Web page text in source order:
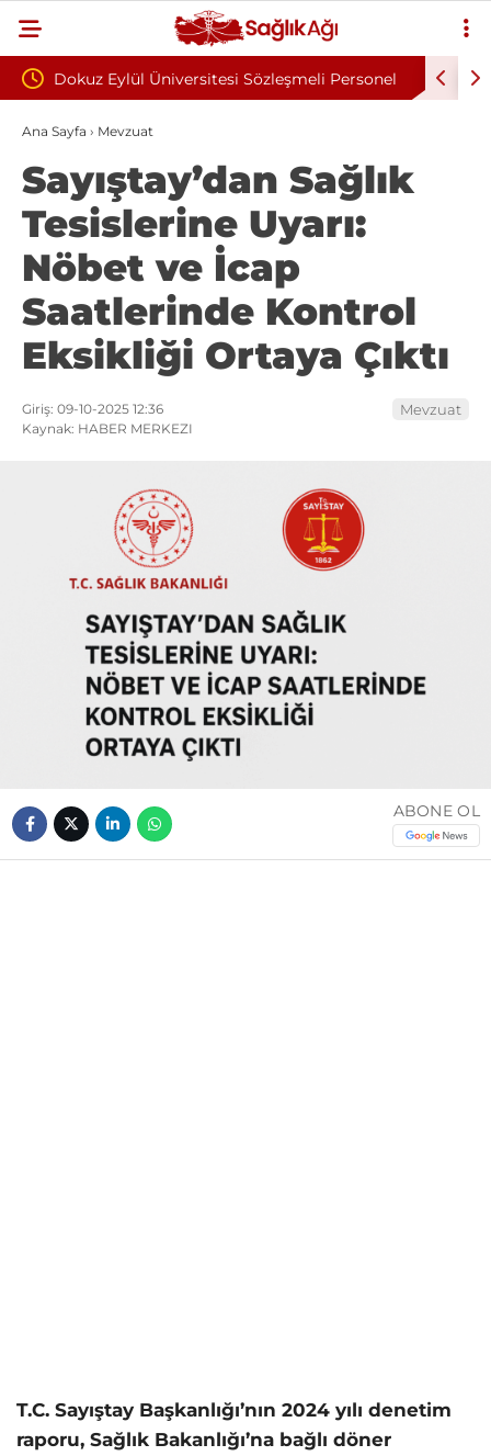
Sözleşmeli Personel ÇOMÜ Sözleşmeli Bilişim Personeli
Ana Sayfa › Mevzuat
Sayıştay’dan Sağlık
Tesislerine Uyarı:
Nöbet ve İcap
Saatlerinde Kontrol
Eksikliği Ortaya Çıktı
Giriş: 09-10-2025 12:36
Kaynak: HABER MERKEZI
Mevzuat
ABONE OL
T.C. Sayıştay Başkanlığı’nın 2024 yılı denetim
raporu, Sağlık Bakanlığı’na bağlı döner